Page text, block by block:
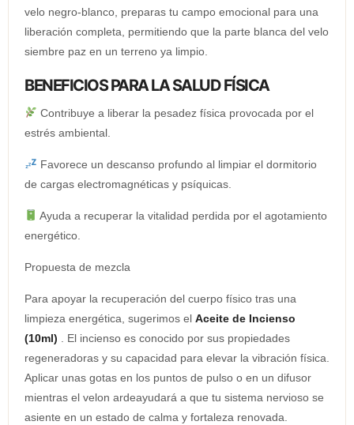
velo negro-blanco, preparas tu campo emocional para una
liberación completa, permitiendo que la parte blanca del velo
siembre paz en un terreno ya limpio.
BENEFICIOS PARA LA SALUD FÍSICA
Contribuye a liberar la pesadez física provocada por el
estrés ambiental.
Favorece un descanso profundo al limpiar el dormitorio
de cargas electromagnéticas y psíquicas.
Ayuda a recuperar la vitalidad perdida por el agotamiento
energético.
Propuesta de mezcla
Para apoyar la recuperación del cuerpo físico tras una
limpieza energética, sugerimos el Aceite de Incienso
(10ml) . El incienso es conocido por sus propiedades
regeneradoras y su capacidad para elevar la vibración física.
Aplicar unas gotas en los puntos de pulso o en un difusor
mientras el velon ardeayudará a que tu sistema nervioso se
asiente en un estado de calma y fortaleza renovada.